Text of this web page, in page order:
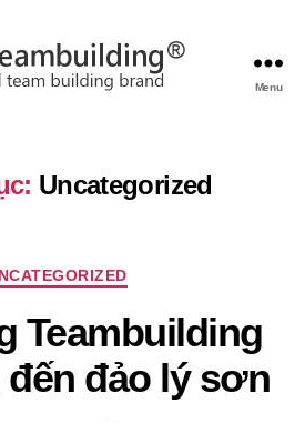
Menu
Uncategorized
Chuyên
Teambuilding
đến đảo lý sơn